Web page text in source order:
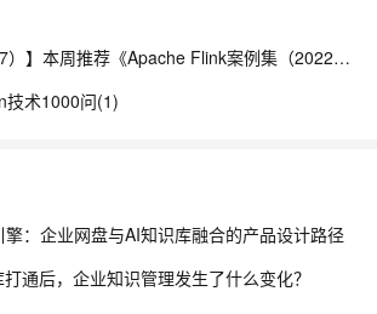
【藏经阁一起读（27）】本周推荐《Apache Flink案例集（2022版）》，你有哪些心得？
技术1000问(1)
：企业网盘与AI知识库融合的产品设计路径
通后，企业知识管理发生了什么变化？